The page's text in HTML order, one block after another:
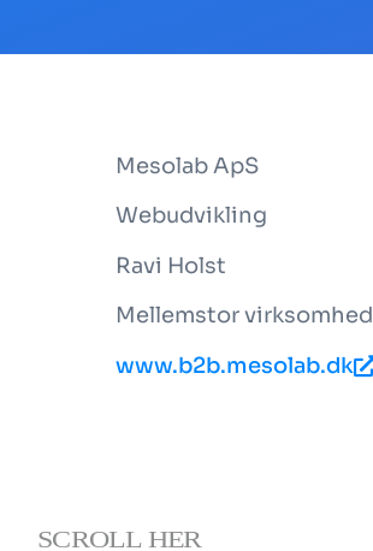
Mesolab ApS
Webudvikling
Ravi Holst
Mellemstor virksomhed
www.b2b.mesolab.dk
SCROLL HER